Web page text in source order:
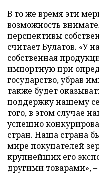
В то же время эти
возможность
перспективы
считает Булатов. «У
собственная
импортную при
государство, убрав
также будет
поддержку нашему
того, в этом случае
успешно
стран. Наша страна
мире покупателей
крупнейших его
другими товарами»,